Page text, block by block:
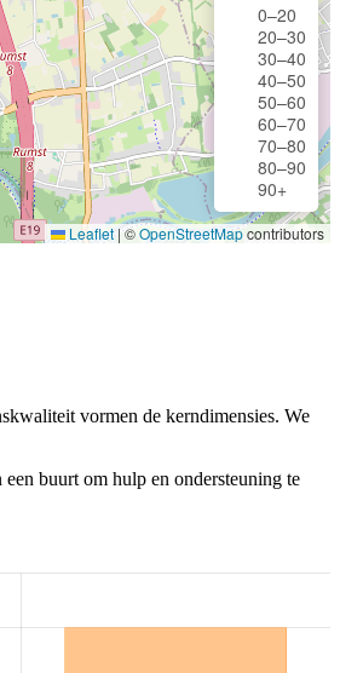
0–20
20–30
30–40
40–50
50–60
60–70
70–80
80–90
90+
Leaflet | ©OpenStreetMapcontributors
vormen de kerndimensies. We
buurt om hulp en ondersteuning te